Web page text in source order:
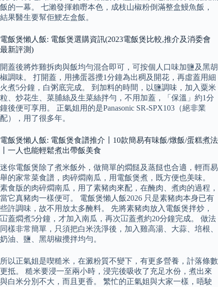
飯的一幕。 七瀨發揮賴嘢本色，成枝山椒粉倒滿整盒鰻魚飯，
結果醫生要幫佢鯁左盒飯。
電飯煲懶人飯: 電飯煲選購資訊(2023電飯煲比較,推介及消委會
最新評測)
開蓋後將炸雞拆肉與飯均勻混合即可，可按個人口味加鹽及黑胡
椒調味。 打開蓋，用拂蛋器攪1分鐘為出稠及開花，再虛蓋用細
火煮5分鐘，白粥底完成。 到加料的時間，以鹽調味，加入粟米
粒、炒花生、菜脯絲及生菜絲拌勻，不用加蓋，「保溫」約1分
鐘後便可享用。 正氣姐用的是Panasonic SR-SPX103（絕非業
配），用了很多年。
電飯煲懶人飯: 電飯煲食譜推介〡10款簡易有味飯/燉飯/蛋糕煮法
〡一人也能輕鬆煮出帶飯美食
迷你電飯煲除了煮米飯外，做簡單的燜餸及蒸餸也合適，輕而易
舉的家常菜食譜，肉碎燜南瓜，用電飯煲煮，既方便也美味。
素食版的肉碎燜南瓜，用了素豬肉來配，在醃肉、煮肉的過程，
當它真豬肉一樣便可。 電飯煲懶人飯2026 只是素豬肉本身已有
些許調味，故不用放太多醃料。 先將素豬肉放入電飯煲拌炒，
冚蓋燜煮5分鐘，才加入南瓜，再次冚蓋煮約20分鐘完成。 做法
同樣非常簡單，只須把白米洗淨後，加入雞高湯、大蒜、培根、
奶油、鹽、黑胡椒攪拌均勻。
所以正氣姐是喫糙米，在澱粉質不變下，有更多營養，計落條數
更抵。 糙米要浸一至兩小時，浸完後吸收了充足水份，煮出來
與白米分別不大，而且更香。 繁忙的正氣姐與大家一樣，唔駛